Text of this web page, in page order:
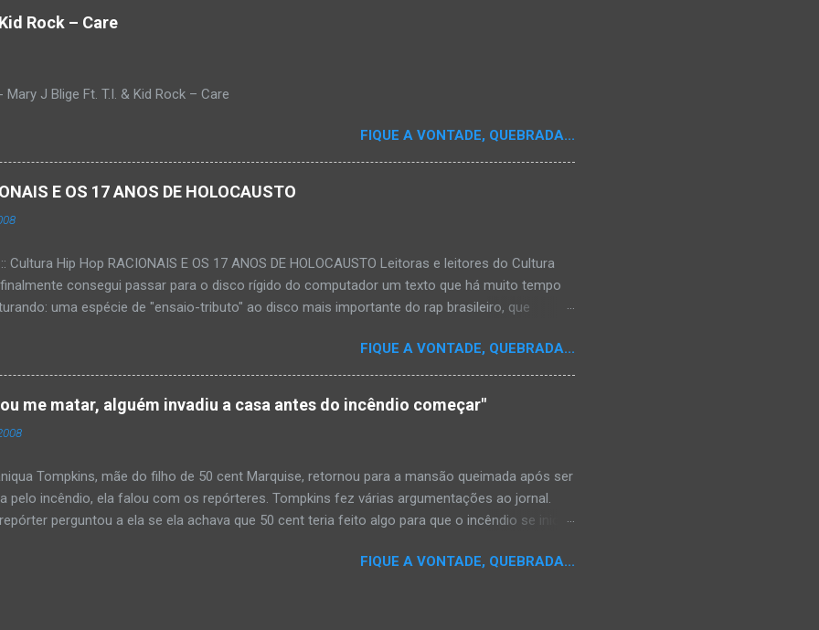
Rock – Care
Mary J Blige Ft. T.I. & Kid Rock – Care
FIQUE A VONTADE, QUEBRADA...
E OS 17 ANOS DE HOLOCAUSTO
Cultura Hip Hop RACIONAIS E OS 17 ANOS DE HOLOCAUSTO Leitoras e leitores do Cultura
consegui passar para o disco rígido do computador um texto que há muito tempo
uma espécie de "ensaio-tributo" ao disco mais importante do rap brasileiro, que
costume, uma pequena digressão. É muito disseminada em nosso país a crença de que o
tem memória. Fala-se muito por aí que não cultuamos nossos antepassados nem nossa
sociocultural. No que diz respeito ao hip-hop, cabe a nós, formadores de opinião
responsáveis, tentar mudar essa trajetória de descaso e esquecimento. Assim, o sítio
Hop tornou-se mais um dos espaços de preservação e disseminação da rica história do
FIQUE A VONTADE, QUEBRADA...
me matar, alguém invadiu a casa antes do incêndio começar"
Tompkins, mãe do filho de 50 cent Marquise, retornou para a mansão queimada após ser
pelo incêndio, ela falou com os repórteres. Tompkins fez várias argumentações ao jornal.
perguntou a ela se ela achava que 50 cent teria feito algo para que o incêndio se inicia-
mandando alguém para mata-lá e para asistir o que ele faz'. Tompkins disse que alguém
FIQUE A VONTADE, QUEBRADA...